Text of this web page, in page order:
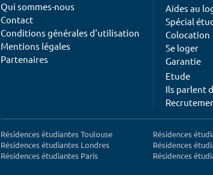
Qui sommes-nous
Contact
Conditions générales d'utilisation
Mentions légales
Partenaires
Aides au
Spécial
Colocation
Se loger
Garantie
Etude
Ils parlent
Résidences étudiantes Toulouse
Résidences étudiantes Londres
Résidences étudiantes Paris
Résidences
Résidences
Résidences